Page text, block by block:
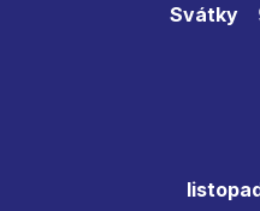
Svátky